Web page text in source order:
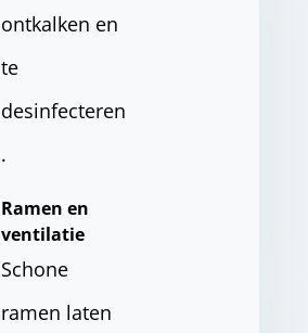
ontkalken en
te
desinfecteren
.
Ramen en
ventilatie
Schone
ramen laten